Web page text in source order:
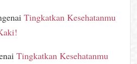
Tingkatkan Kesehatanmu
Tingkatkan Kesehatanmu